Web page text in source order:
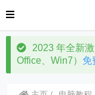
2023 年全新
Office、Win7） 免